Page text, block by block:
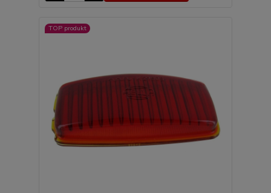
TOP produkt